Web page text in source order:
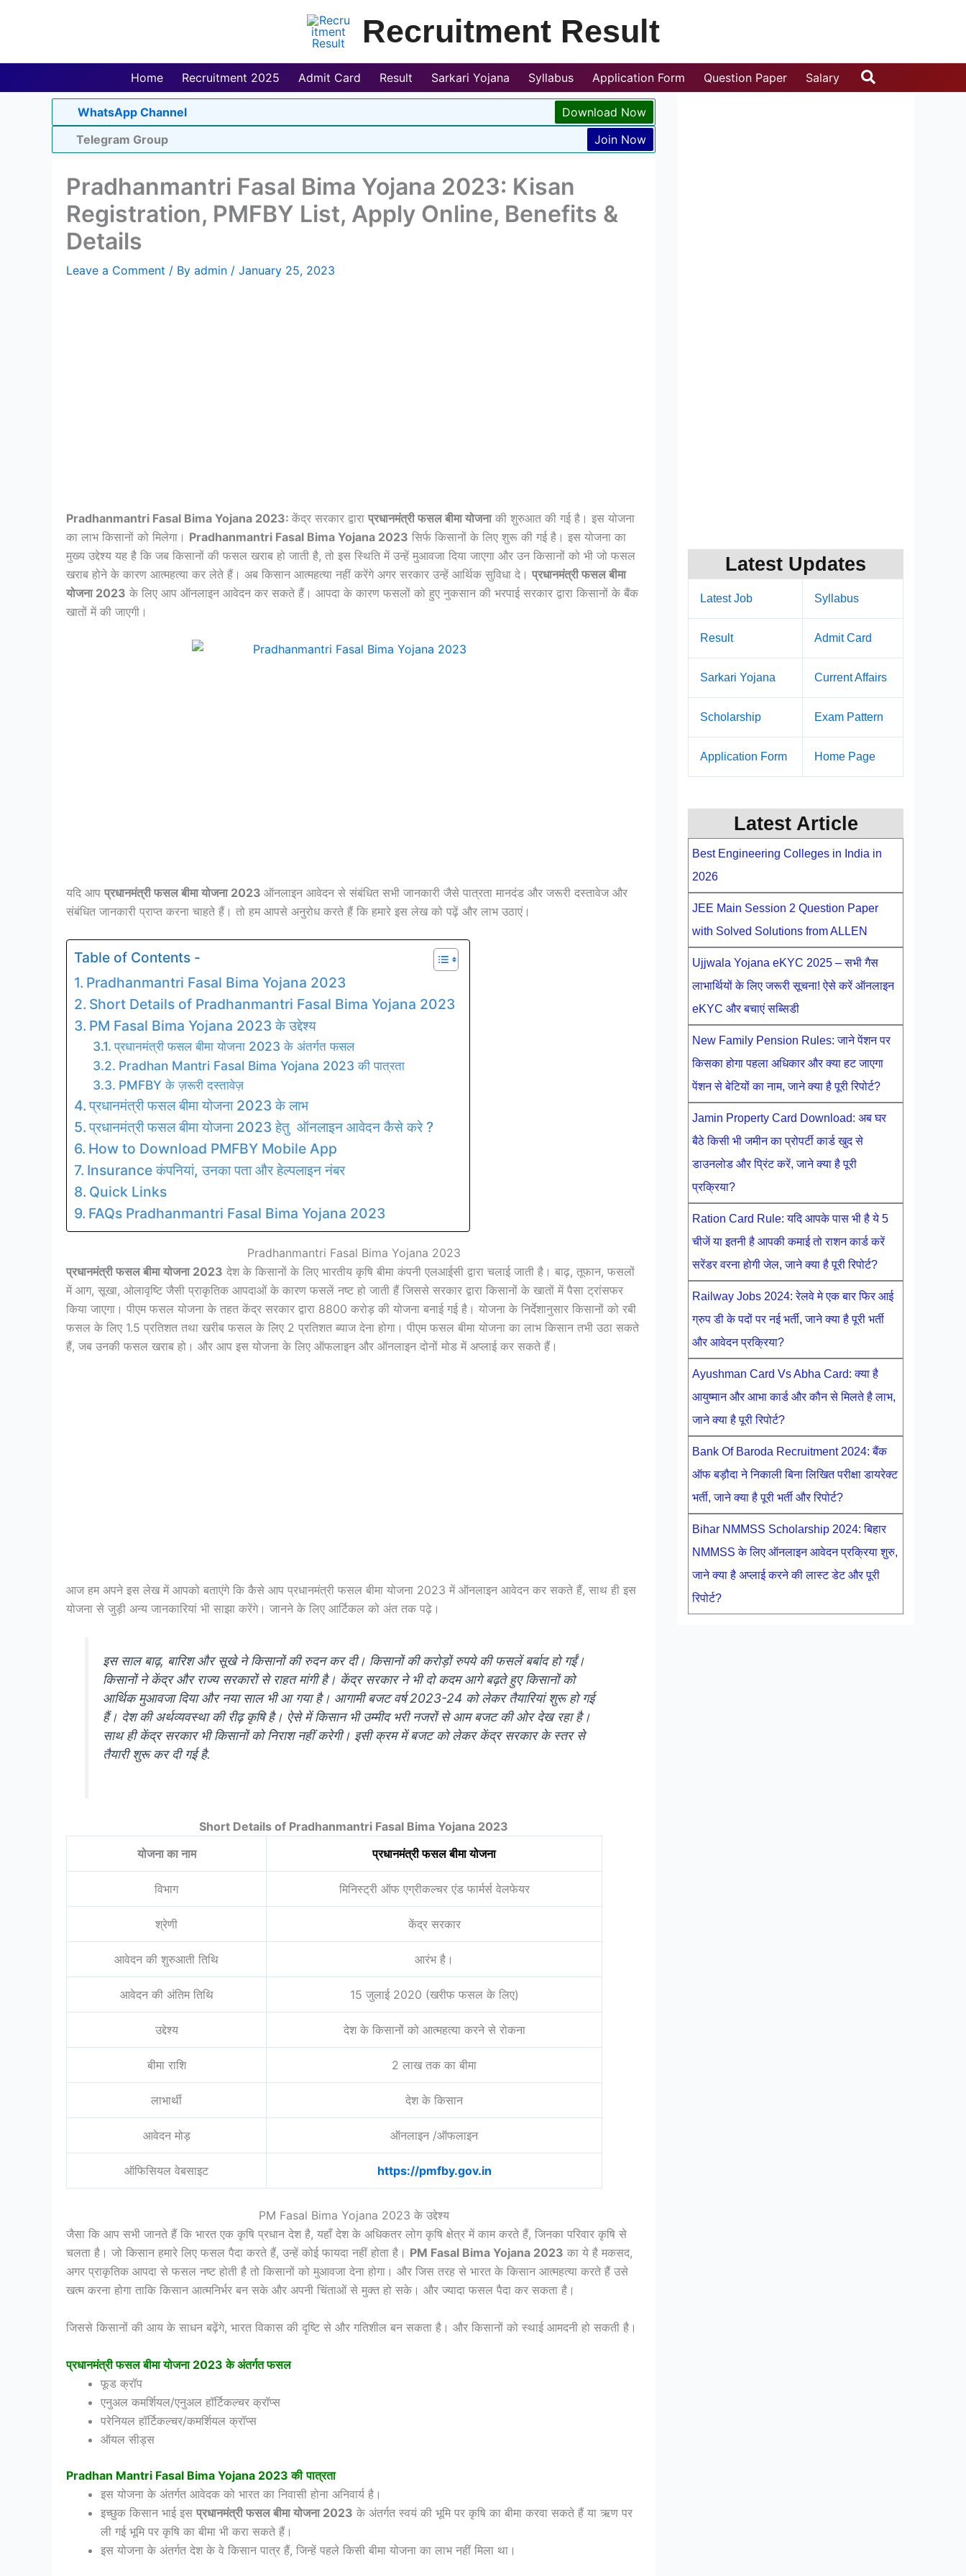
Recruitment Result
Home Recruitment 2025 Admit Card Result Sarkari Yojana Syllabus Application Form Question Paper Salary Search
WhatsApp Channel
Download Now
Telegram Group
Join Now
Pradhanmantri Fasal Bima Yojana 2023: Kisan
Registration, PMFBY List, Apply Online, Benefits &
Details
Leave a Comment / By admin / January 25, 2023
Pradhanmantri Fasal Bima Yojana 2023: केंद्र सरकार द्वारा प्रधानमंत्री फसल बीमा योजनाकी शुरुआत की गई है। इस योजना
का लाभ किसानों को मिलेगा। Pradhanmantri Fasal Bima Yojana 2023 सिर्फ किसानों के लिए शुरू की गई है। इस योजना का
मुख्य उद्देश्य यह है कि जब किसानों की फसल खराब हो जाती है, तो इस स्थिति में उन्हें मुआवजा दिया जाएगा और उन किसानों को भी जो फसल
खराब होने के कारण आत्महत्या कर लेते हैं। अब किसान आत्महत्या नहीं करेंगे अगर सरकार उन्हें आर्थिक सुविधा दे। प्रधानमंत्री फसल बीमा
योजना 2023 के लिए आप ऑनलाइन आवेदन कर सकते हैं। आपदा के कारण फसलों को हुए नुकसान की भरपाई सरकार द्वारा किसानों के बैंक
खातों में की जाएगी।
यदि आप प्रधानमंत्री फसल बीमा योजना 2023 ऑनलाइन आवेदन से संबंधित सभी जानकारी जैसे पात्रता मानदंड और जरूरी दस्तावेज और
संबंधित जानकारी प्राप्त करना चाहते हैं। तो हम आपसे अनुरोध करते हैं कि हमारे इस लेख को पढ़ें और लाभ उठाएं।
Table of Contents -
Pradhanmantri Fasal Bima Yojana 2023
Short Details of Pradhanmantri Fasal Bima Yojana 2023
PM Fasal Bima Yojana 2023 के उद्देश्य
प्रधानमंत्री फसल बीमा योजना 2023 के अंतर्गत फसल
Pradhan Mantri Fasal Bima Yojana 2023 की पात्रता
PMFBY के ज़रूरी दस्तावेज़
प्रधानमंत्री फसल बीमा योजना 2023 के लाभ
प्रधानमंत्री फसल बीमा योजना 2023 हेतु ऑनलाइन आवेदन कैसे करे ?
How to Download PMFBY Mobile App
Insurance कंपनियां, उनका पता और हेल्पलाइन नंबर
Quick Links
FAQs Pradhanmantri Fasal Bima Yojana 2023
Pradhanmantri Fasal Bima Yojana 2023
प्रधानमंत्री फसल बीमा योजना 2023 देश के किसानों के लिए भारतीय कृषि बीमा कंपनी एलआईसी द्वारा चलाई जाती है। बाढ़, तूफान, फसलों
में आग, सूखा, ओलावृष्टि जैसी प्राकृतिक आपदाओं के कारण फसलें नष्ट हो जाती हैं जिससे सरकार द्वारा किसानों के खातों में पैसा ट्रांसफर
किया जाएगा। पीएम फसल योजना के तहत केंद्र सरकार द्वारा 8800 करोड़ की योजना बनाई गई है। योजना के निर्देशानुसार किसानों को रबी
फसल के लिए 1.5 प्रतिशत तथा खरीब फसल के लिए 2 प्रतिशत ब्याज देना होगा। पीएम फसल बीमा योजना का लाभ किसान तभी उठा सकते
हैं, जब उनकी फसल खराब हो। और आप इस योजना के लिए ऑफलाइन और ऑनलाइन दोनों मोड में अप्लाई कर सकते हैं।
आज हम अपने इस लेख में आपको बताएंगे कि कैसे आप प्रधानमंत्री फसल बीमा योजना 2023 में ऑनलाइन आवेदन कर सकते हैं, साथ ही इस
योजना से जुड़ी अन्य जानकारियां भी साझा करेंगे। जानने के लिए आर्टिकल को अंत तक पढ़े।
इस साल बाढ़, बारिश और सूखे ने किसानों की रुदन कर दी। किसानों की करोड़ों रुपये की फसलें बर्बाद हो गईं।
किसानों ने केंद्र और राज्य सरकारों से राहत मांगी है। केंद्र सरकार ने भी दो कदम आगे बढ़ते हुए किसानों को
आर्थिक मुआवजा दिया और नया साल भी आ गया है। आगामी बजट वर्ष 2023-24 को लेकर तैयारियां शुरू हो गई
हैं। देश की अर्थव्यवस्था की रीढ़ कृषि है। ऐसे में किसान भी उम्मीद भरी नजरों से आम बजट की ओर देख रहा है।
साथ ही केंद्र सरकार भी किसानों को निराश नहीं करेगी। इसी क्रम में बजट को लेकर केंद्र सरकार के स्तर से
तैयारी शुरू कर दी गई है.
Short Details of Pradhanmantri Fasal Bima Yojana 2023
योजना का नाम
प्रधानमंत्री फसल बीमा योजना
विभाग मिनिस्ट्री ऑफ एग्रीकल्चर एंड फार्मर्स वेलफेयर
श्रेणी केंद्र सरकार
आवेदन की शुरुआती तिथि आरंभ है।
आवेदन की अंतिम तिथि 15 जुलाई 2020 (खरीफ फसल के लिए)
उद्देश्य देश के किसानों को आत्महत्या करने से रोकना
बीमा राशि 2 लाख तक का बीमा
लाभार्थी देश के किसान
आवेदन मोड़ ऑनलाइन /ऑफलाइन
ऑफिसियल वेबसाइट https://pmfby.gov.in
PM Fasal Bima Yojana 2023 के उद्देश्य
जैसा कि आप सभी जानते हैं कि भारत एक कृषि प्रधान देश है, यहाँ देश के अधिकतर लोग कृषि क्षेत्र में काम करते हैं, जिनका परिवार कृषि से
चलता है। जो किसान हमारे लिए फसल पैदा करते हैं, उन्हें कोई फायदा नहीं होता है। PM Fasal Bima Yojana 2023 का ये है मकसद,
अगर प्राकृतिक आपदा से फसल नष्ट होती है तो किसानों को मुआवजा देना होगा। और जिस तरह से भारत के किसान आत्महत्या करते हैं उसे
खत्म करना होगा ताकि किसान आत्मनिर्भर बन सके और अपनी चिंताओं से मुक्त हो सके। और ज्यादा फसल पैदा कर सकता है।
जिससे किसानों की आय के साधन बढ़ेंगे, भारत विकास की दृष्टि से और गतिशील बन सकता है। और किसानों को स्थाई आमदनी हो सकती है।
प्रधानमंत्री फसल बीमा योजना 2023 के अंतर्गत फसल
फूड क्रॉप
एनुअल कमर्शियल/एनुअल हॉर्टिकल्चर क्रॉप्स
परेनियल हॉर्टिकल्चर/कमर्शियल क्रॉप्स
ऑयल सीड्स
Pradhan Mantri Fasal Bima Yojana 2023की पात्रता
इस योजना के अंतर्गत आवेदक को भारत का निवासी होना अनिवार्य है।
इच्छुक किसान भाई इस प्रधानमंत्री फसल बीमा योजना 2023 के अंतर्गत स्वयं की भूमि पर कृषि का बीमा करवा सकते हैं या ऋण पर
ली गई भूमि पर कृषि का बीमा भी करा सकते हैं।
इस योजना के अंतर्गत देश के वे किसान पात्र हैं, जिन्हें पहले किसी बीमा योजना का लाभ नहीं मिला था।
Latest Updates
Latest Job Syllabus
Result Admit Card
Sarkari Yojana Current Affairs
Scholarship Exam Pattern
Application Form Home Page
Latest Article
Best Engineering Colleges in India in
2026
JEE Main Session 2 Question Paper
with Solved Solutions from ALLEN
Ujjwala Yojana eKYC 2025 – सभी गैस
लाभार्थियों के लिए जरूरी सूचना! ऐसे करें ऑनलाइन
eKYC और बचाएं सब्सिडी
New Family Pension Rules: जाने पेंशन पर
किसका होगा पहला अधिकार और क्या हट जाएगा
पेंशन से बेटियों का नाम, जाने क्या है पूरी रिपोर्ट?
Jamin Property Card Download: अब घर
बैठे किसी भी जमीन का प्रोपर्टी कार्ड खुद से
डाउनलोड और प्रिंट करें, जाने क्या है पूरी
प्रक्रिया?
Ration Card Rule: यदि आपके पास भी है ये 5
चीजें या इतनी है आपकी कमाई तो राशन कार्ड करें
सरेंडर वरना होगी जेल, जाने क्या है पूरी रिपोर्ट?
Railway Jobs 2024: रेलवे मे एक बार फिर आई
ग्रुप डी के पदों पर नई भर्ती, जाने क्या है पूरी भर्ती
और आवेदन प्रक्रिया?
Ayushman Card Vs Abha Card: क्या है
आयुष्मान और आभा कार्ड और कौन से मिलते है लाभ,
जाने क्या है पूरी रिपोर्ट?
Bank Of Baroda Recruitment 2024: बैंक
ऑफ बड़ौदा ने निकाली बिना लिखित परीक्षा डायरेक्ट
भर्ती, जाने क्या है पूरी भर्ती और रिपोर्ट?
Bihar NMMSS Scholarship 2024: बिहार
NMMSS के लिए ऑनलाइन आवेदन प्रक्रिया शुरु,
जाने क्या है अप्लाई करने की लास्ट डेट और पूरी
रिपोर्ट?